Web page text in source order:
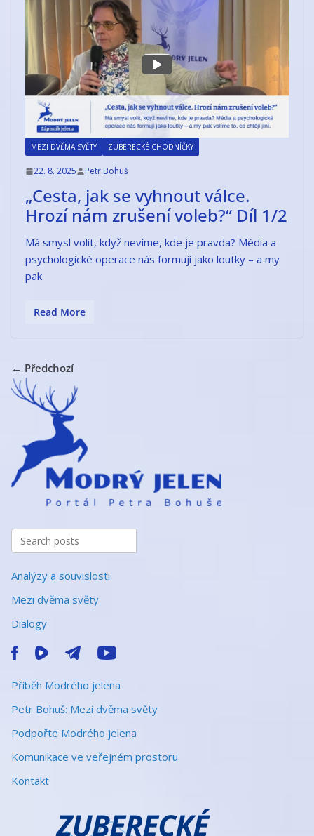
MEZI DVĚMA SVĚTY ZUBERECKÉ CHODNÍČKY
22. 8. 2025 Petr Bohuš
„Cesta, jak se vyhnout válce.
Hrozí nám zrušení voleb?“ Díl 1/2
Má smysl volit, když nevíme, kde je pravda? Média a
psychologické operace nás formují jako loutky – a my
pak
Read More
← Předchozí
Analýzy a souvislosti
Mezi dvěma světy
Dialogy
Příběh Modrého jelena
Petr Bohuš: Mezi dvěma světy
Podpořte Modrého jelena
Komunikace ve veřejném prostoru
Kontakt